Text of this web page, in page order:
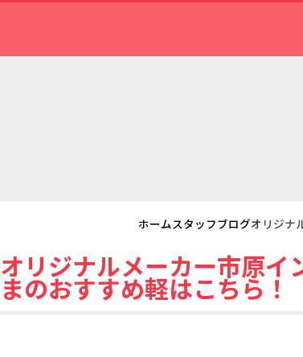
ホームスタッフブログオリジナ
オリジナルメーカー市原イ
まのおすすめ軽はこちら！